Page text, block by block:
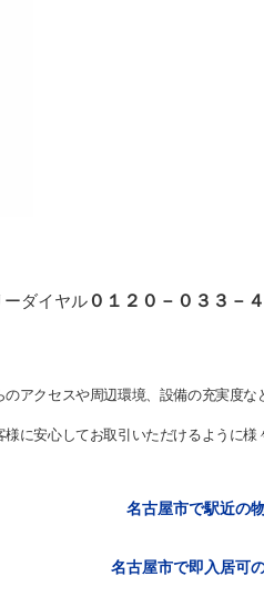
ーダイヤル０１２０－０３３－
アクセスや周辺環境、設備の充実度
に安心してお取引いただけるように様
名古屋市で駅近の
名古屋市で即入居可